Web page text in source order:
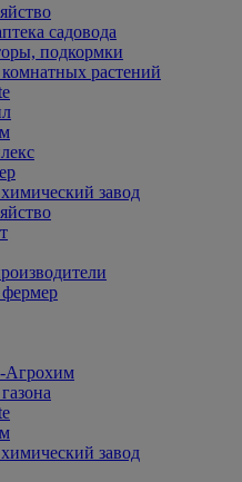
садовода
подкормки
растений
завод
Агрохим
завод